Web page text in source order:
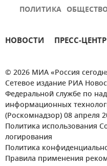
ПОЛИТИКА
НОВОСТИ ПРЕСС-ЦЕНТР
© 2026 МИА «Россия
Сетевое издание РИА
Федеральной службе по
информационных
(Роскомнадзор) 08 апреля
Политика использования
логирования
Политика
Правила применения